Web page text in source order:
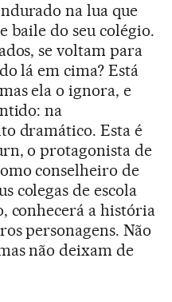
na lua que
baile do seu colégio.
se voltam para
lá em cima? Está
ela o ignora, e
na
dramático. Esta é
o protagonista de
conselheiro de
colegas de escola
conhecerá a história
personagens. Não
não deixam de